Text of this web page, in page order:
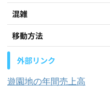
混雑
移動方法
外部リンク
遊園地の年間売上高